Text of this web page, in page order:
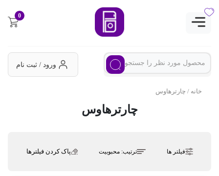
0
ورود / ثبت نام
خانه / چارترهاوس
چارترهاوس
فیلتر ها ترتیب:محبوبیت پاک کردن فیلترها